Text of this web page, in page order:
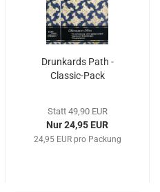
Drunkards Path -
Classic-Pack
Statt 49,90 EUR
Nur 24,95 EUR
24,95 EUR pro Packung